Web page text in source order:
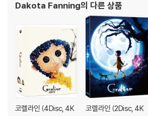
Dakota Fanning의 다른 상품
코렐라인 (4Disc, 4K
코렐라인 (2Disc, 4K